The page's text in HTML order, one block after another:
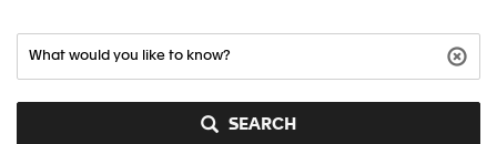
SEARCH